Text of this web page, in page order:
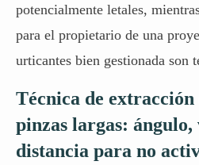
potencialmente letales,
para el propietario de una
urticantes bien gestionada son
Técnica de extracción
pinzas largas: ángulo,
distancia para no